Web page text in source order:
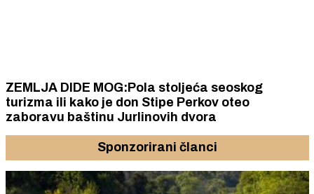
ZEMLJA DIDE MOG:Pola stoljeća seoskog
turizma ili kako je don Stipe Perkov oteo
zaboravu baštinu Jurlinovih dvora
Sponzorirani članci